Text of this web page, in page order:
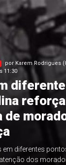
por Karem Rodrigues
11:30
de
em diferentes
dos